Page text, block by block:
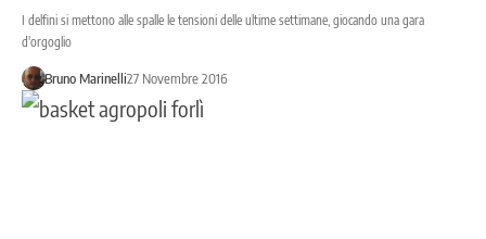
I delfini si mettono alle spalle le tensioni delle ultime settimane, giocando una gara
d'orgoglio
Bruno Marinelli27 Novembre 2016